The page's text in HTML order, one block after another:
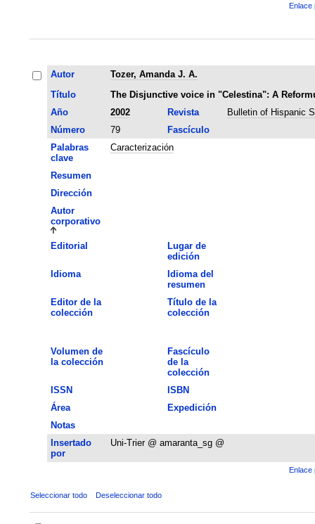
Enlace
Autor
Tozer, Amanda J. A.
Título
The Disjunctive voice in "Celestina": A
Año
2002 Revista
Bulletin of Hispanic
Número
79
Fascículo
Palabras
clave
Caracterización
Resumen
Dirección
Autor
corporativo
Editorial
Lugar de
edición
Idioma
Idioma del
resumen
Editor de la
colección
Título de la
colección
Volumen de
la colección
Fascículo
de la
colección
ISSN
ISBN
Área
Expedición
Notas
Insertado
por
Uni-Trier @ amaranta_sg @
Enlace
Seleccionar todo Deseleccionar todo